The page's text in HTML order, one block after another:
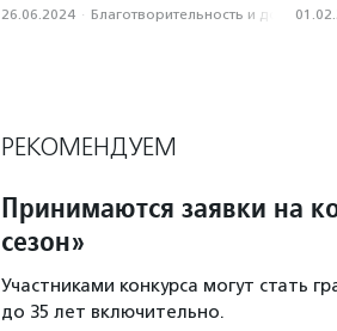
26.06.2024 · Благотвори­тель­ность и
РЕКОМЕНДУЕМ
Принимаются заявки на
сезон»
Участниками конкурса могут стать
до 35 лет включительно.